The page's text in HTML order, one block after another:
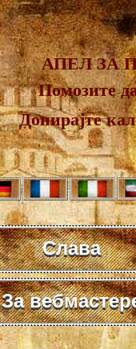
АПЕЛ ЗА
Помозите
Донирајте
Слава
За